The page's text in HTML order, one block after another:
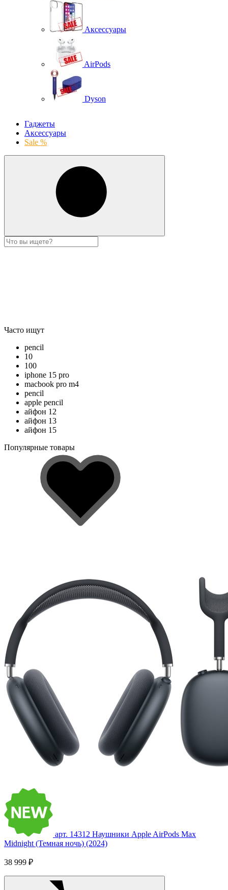
Аксессуары
AirPods
Dyson
Гаджеты
Аксессуары
Sale %
Часто ищут
pencil
10
100
iphone 15 pro
macbook pro m4
pencil
apple pencil
айфон 12
айфон 13
айфон 15
Популярные товары
арт. 14312 Наушники Apple AirPods Max
Midnight (Темная ночь) (2024)
38 999 ₽